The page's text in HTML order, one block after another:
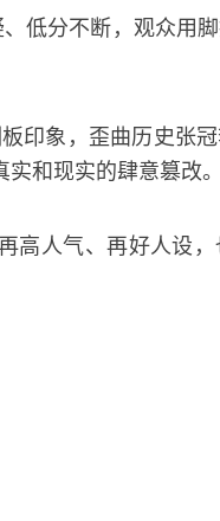
低分不断，观众用
印象，歪曲历史张
和现实的肆意篡改。
高人气、再好人设